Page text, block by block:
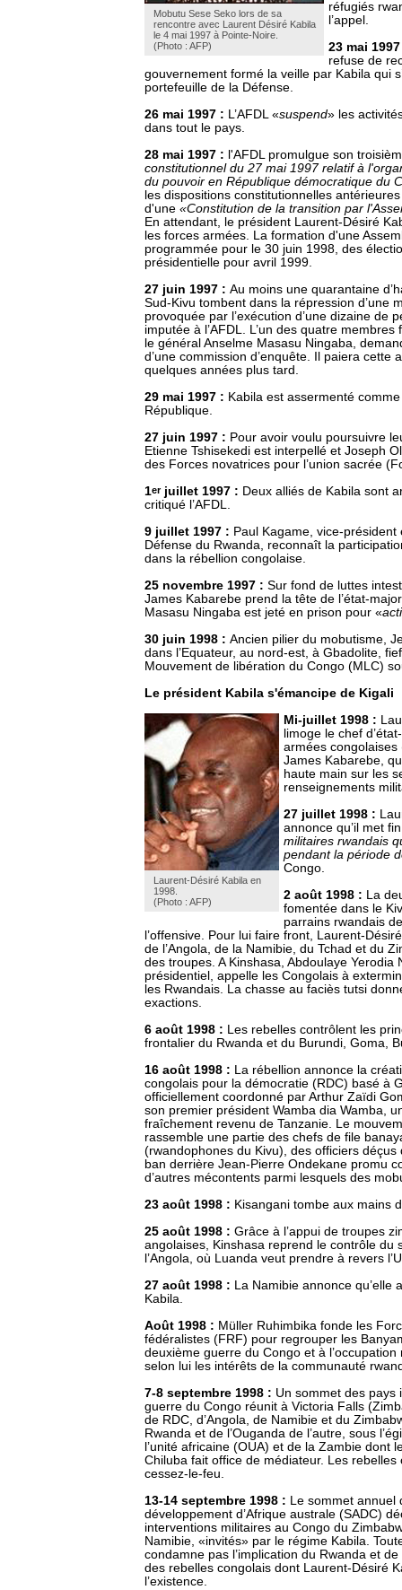
Mobutu Sese Seko lors de sa
rencontre avec Laurent Désiré Kabila
le 4 mai 1997 à Pointe-Noire.
(Photo : AFP)
réfugiés
l’appel.
23 mai
refuse de
gouvernement formé la veille par Kabila qui
portefeuille de la Défense.
26 mai 1997 : L’AFDL «suspend» les
dans tout le pays.
28 mai 1997 : l'AFDL promulgue son
constitutionnel du 27 mai 1997 relatif à
du pouvoir en République démocratique du
les dispositions constitutionnelles
d'une «Constitution de la transition par
En attendant, le président Laurent-Désiré
les forces armées. La formation d'une
programmée pour le 30 juin 1998, des
présidentielle pour avril 1999.
27 juin 1997 : Au moins une quarantaine
Sud-Kivu tombent dans la répression d’une
provoquée par l’exécution d’une dizaine de
imputée à l’AFDL. L’un des quatre membres
le général Anselme Masasu Ningaba,
d’une commission d’enquête. Il paiera cette
quelques années plus tard.
29 mai 1997 : Kabila est assermenté
République.
27 juin 1997 : Pour avoir voulu poursuivre
Etienne Tshisekedi est interpellé et Joseph
des Forces novatrices pour l’union sacrée
1erjuillet 1997 : Deux alliés de Kabila sont
critiqué l’AFDL.
9 juillet 1997 : Paul Kagame, vice-président
Défense du Rwanda, reconnaît la
dans la rébellion congolaise.
25 novembre 1997 : Sur fond de luttes
James Kabarebe prend la tête de l’état-
Masasu Ningaba est jeté en prison pour «
30 juin 1998 : Ancien pilier du mobutisme,
dans l’Equateur, au nord-est, à Gbadolite,
Mouvement de libération du Congo (MLC)
Le président Kabila s'émancipe de Kigali
Laurent-Désiré Kabila en
1998.
(Photo : AFP)
Mi-juillet 1998 :
limoge le chef
armées
James Kabarebe,
haute main sur les
renseignements
27 juillet 1998 :
annonce qu’il met
militaires rwandais
pendant la période
Congo.
2 août 1998 : La
fomentée dans le
parrains rwandais
l’offensive. Pour lui faire front, Laurent-
de l’Angola, de la Namibie, du Tchad et du
des troupes. A Kinshasa, Abdoulaye Yerodia
présidentiel, appelle les Congolais à
les Rwandais. La chasse au faciès tutsi
exactions.
6 août 1998 : Les rebelles contrôlent les
frontalier du Rwanda et du Burundi, Goma,
16 août 1998 : La rébellion annonce la
congolais pour la démocratie (RDC) basé à
officiellement coordonné par Arthur Zaïdi
son premier président Wamba dia Wamba,
fraîchement revenu de Tanzanie. Le
rassemble une partie des chefs de file
(rwandophones du Kivu), des officiers déçus
ban derrière Jean-Pierre Ondekane promu
d’autres mécontents parmi lesquels des
23 août 1998 : Kisangani tombe aux mains
25 août 1998 : Grâce à l’appui de troupes
angolaises, Kinshasa reprend le contrôle du
l’Angola, où Luanda veut prendre à revers
27 août 1998 : La Namibie annonce qu’elle
Kabila.
Août 1998 : Müller Ruhimbika fonde les
fédéralistes (FRF) pour regrouper les
deuxième guerre du Congo et à
selon lui les intérêts de la communauté
7-8 septembre 1998 : Un sommet des pays
guerre du Congo réunit à Victoria Falls
de RDC, d’Angola, de Namibie et du
Rwanda et de l’Ouganda de l’autre, sous
l’unité africaine (OUA) et de la Zambie dont
Chiluba fait office de médiateur. Les rebelles
cessez-le-feu.
13-14 septembre 1998 : Le sommet annuel
développement d’Afrique australe (SADC)
interventions militaires au Congo du
Namibie, «invités» par le régime Kabila.
condamne pas l’implication du Rwanda et de
des rebelles congolais dont Laurent-Désiré
l’existence.